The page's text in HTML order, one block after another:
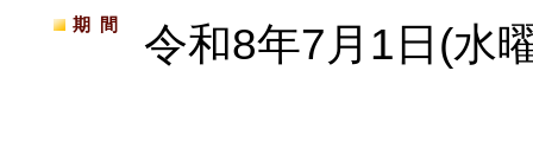
期間 令和8年7月1日(水